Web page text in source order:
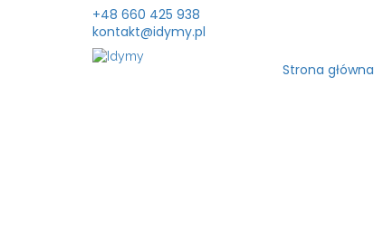
+48 660 425 938
kontakt@idymy.pl
Strona główna